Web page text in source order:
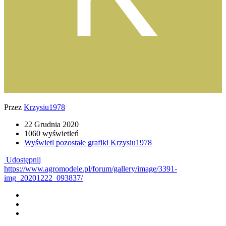
Przez Krzysiu1978
22 Grudnia 2020
1060 wyświetleń
Wyświetl pozostałe grafiki Krzysiu1978
Udostępnij
https://www.agromodele.pl/forum/gallery/image/3391-
img_20201222_093837/